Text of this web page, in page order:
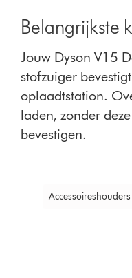
Belangrijkste
Jouw Dyson V15
stofzuiger
oplaadtstation.
laden, zonder
bevestigen.
Accessoireshouders